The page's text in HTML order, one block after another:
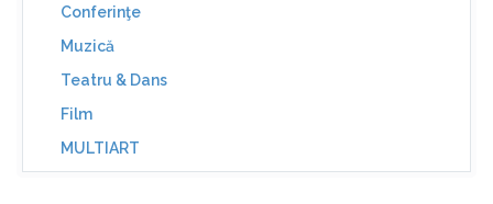
Conferinţe
Muzică
Teatru & Dans
Film
MULTIART